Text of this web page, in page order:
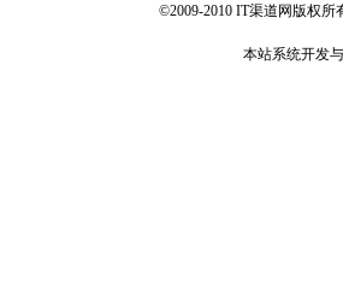
©2009-2010 IT渠道网版权所
本站系统开发